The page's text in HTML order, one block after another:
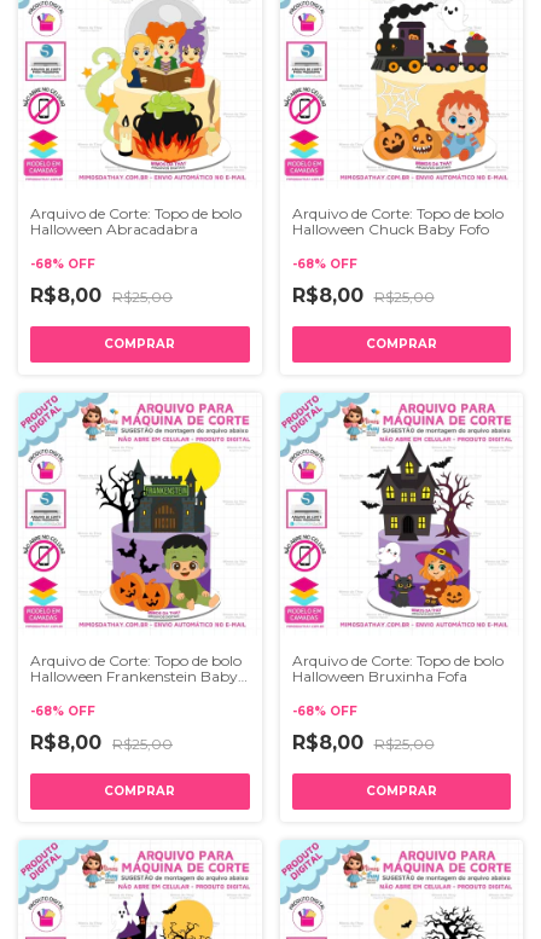
Arquivo de Corte: Topo de bolo
Halloween Abracadabra
-68% OFF
R$8,00 R$25,00
Arquivo de Corte: Topo de bolo
Halloween Chuck Baby Fofo
-68% OFF
R$8,00 R$25,00
Arquivo de Corte: Topo de bolo
Halloween Frankenstein Baby
-68% OFF
R$8,00 R$25,00
Arquivo de Corte: Topo de bolo
Halloween Bruxinha Fofa
-68% OFF
R$8,00 R$25,00